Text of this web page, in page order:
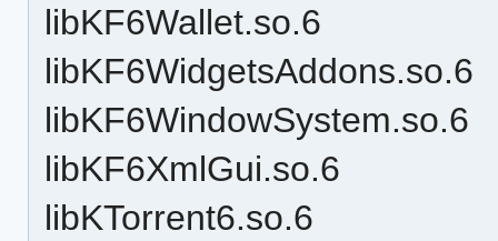
libKF6Wallet.so.6
libKF6WidgetsAddons.so.6
libKF6WindowSystem.so.6
libKF6XmlGui.so.6
libKTorrent6.so.6